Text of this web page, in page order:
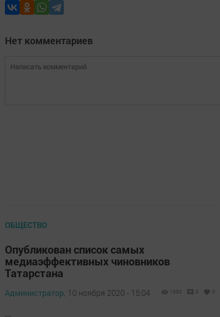
Нет комментариев
ОБЩЕСТВО
Опубликован список самых
медиаэффективных чиновников
Татарстана
Администратор, 10 ноября 2020 - 15:04 1030 0 0